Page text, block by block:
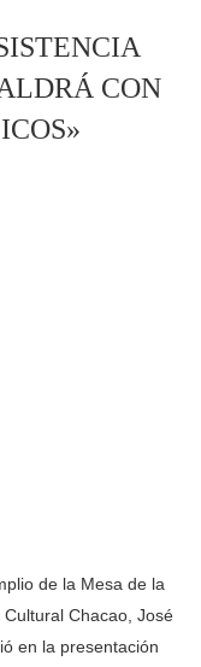
CON
de la Mesa de la
Chacao, José
en la presentación